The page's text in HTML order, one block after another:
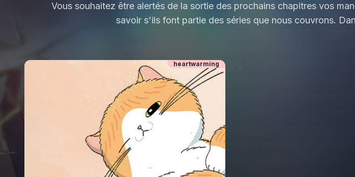
Vous souhaitez être alertés de la sortie des prochains chapitres vos
savoir s'ils font partie des séries que nous couvrons.
heartwarming